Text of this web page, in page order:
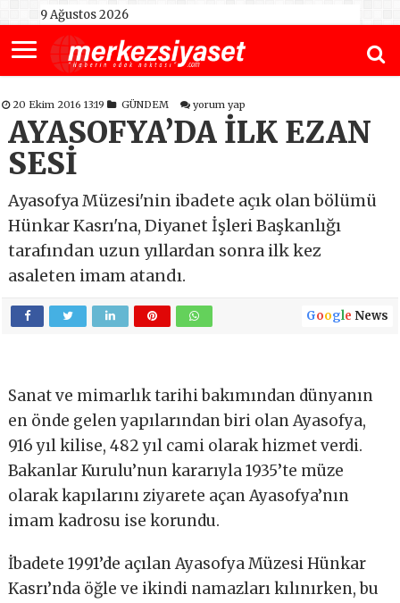
9 Ağustos 2026
20 Ekim 2016 13:19 GÜNDEM yorum yap
AYASOFYA’DA İLK EZAN
SESİ
Ayasofya Müzesi'nin ibadete açık olan bölümü
Hünkar Kasrı'na, Diyanet İşleri Başkanlığı
tarafından uzun yıllardan sonra ilk kez
asaleten imam atandı.
Google News
Sanat ve mimarlık tarihi bakımından dünyanın
en önde gelen yapılarından biri olan Ayasofya,
916 yıl kilise, 482 yıl cami olarak hizmet verdi.
Bakanlar Kurulu’nun kararıyla 1935’te müze
olarak kapılarını ziyarete açan Ayasofya’nın
imam kadrosu ise korundu.
İbadete 1991’de açılan Ayasofya Müzesi Hünkar
Kasrı’nda öğle ve ikindi namazları kılınırken, bu